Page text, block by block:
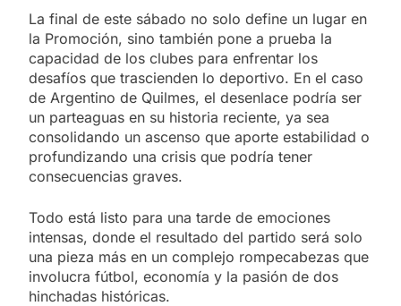
La final de este sábado no solo define un lugar en
la Promoción, sino también pone a prueba la
capacidad de los clubes para enfrentar los
desafíos que trascienden lo deportivo. En el caso
de Argentino de Quilmes, el desenlace podría ser
un parteaguas en su historia reciente, ya sea
consolidando un ascenso que aporte estabilidad o
profundizando una crisis que podría tener
consecuencias graves.
Todo está listo para una tarde de emociones
intensas, donde el resultado del partido será solo
una pieza más en un complejo rompecabezas que
involucra fútbol, economía y la pasión de dos
hinchadas históricas.